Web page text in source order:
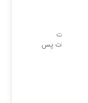
ها و اجرت
به خدمات پس